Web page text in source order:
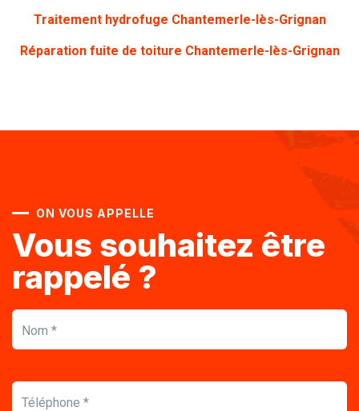
Traitement hydrofuge Chantemerle-lès-Grignan
Réparation fuite de toiture Chantemerle-lès-Grignan
ON VOUS APPELLE
Vous souhaitez être
rappelé ?